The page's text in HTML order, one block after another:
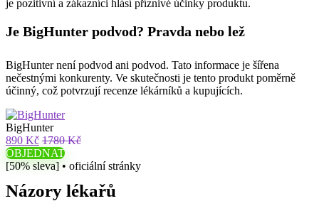
je pozitivní a zákazníci hlásí příznivé účinky produktu.
Je BigHunter podvod? Pravda nebo lež
BigHunter není podvod ani podvod. Tato informace je šířena
nečestnými konkurenty. Ve skutečnosti je tento produkt poměrně
účinný, což potvrzují recenze lékárníků a kupujících.
BigHunter
890 Kč 1780 Kč
OBJEDNAT
[50% sleva] • oficiální stránky
Názory lékařů